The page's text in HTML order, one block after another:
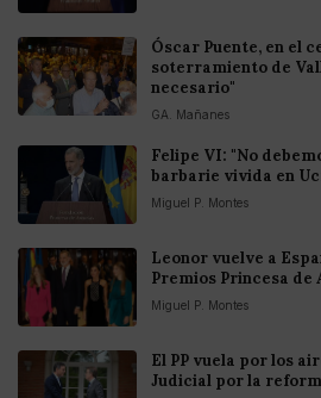
Óscar Puente, en el
soterramiento de
necesario"
GA. Mañanes
Felipe VI: "No
barbarie vivida en
Miguel P. Montes
Leonor vuelve a
Premios Princesa de
Miguel P. Montes
El PP vuela por los
Judicial por la